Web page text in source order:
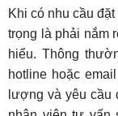
Khi có nhu cầu
trọng là phải nắm
hiểu. Thông
hotline hoặc
lượng và yêu cầu